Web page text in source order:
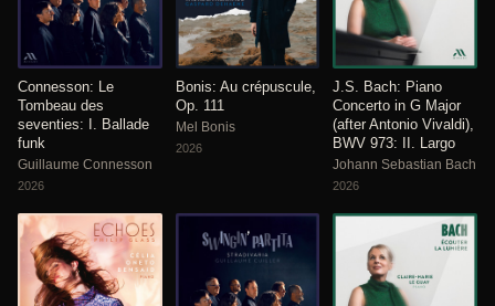
Connesson: Le
Tombeau des
seventies: I. Ballade
funk
Guillaume Connesson
2026
Bonis: Au crépuscule,
Op. 111
Mel Bonis
2026
J.S. Bach: Piano
Concerto in G Major
(after Antonio Vivaldi),
BWV 973: II. Largo
Johann Sebastian Bach
2026